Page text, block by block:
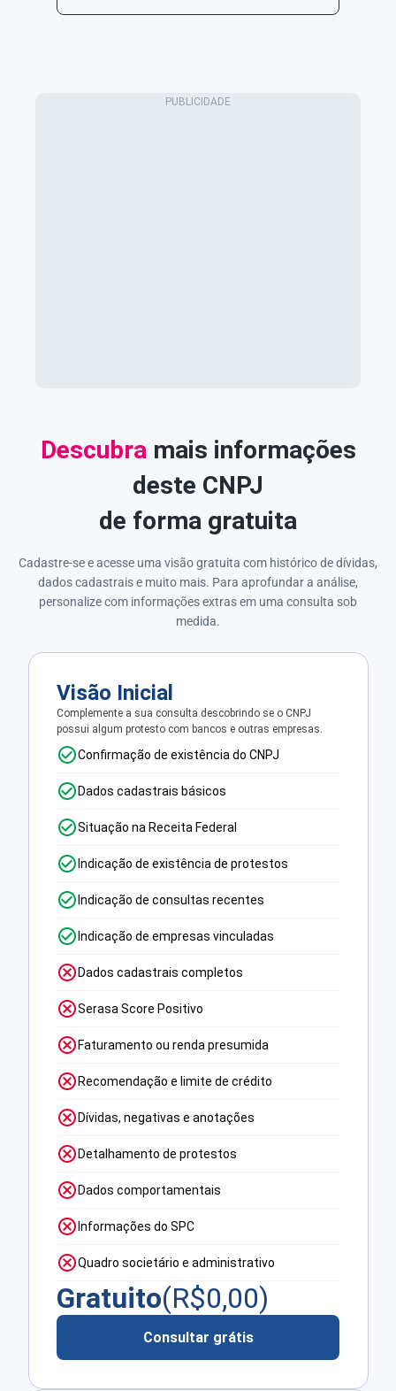
Descubra mais informações
deste CNPJ
de forma gratuita
Cadastre-se e acesse uma visão gratuita com histórico de dívidas,
dados cadastrais e muito mais. Para aprofundar a análise,
personalize com informações extras em uma consulta sob
medida.
Visão Inicial
Complemente a sua consulta descobrindo se o CNPJ
possui algum protesto com bancos e outras empresas.
Confirmação de existência do CNPJ
Dados cadastrais básicos
Situação na Receita Federal
Indicação de existência de protestos
Indicação de consultas recentes
Indicação de empresas vinculadas
Dados cadastrais completos
Serasa Score Positivo
Faturamento ou renda presumida
Recomendação e limite de crédito
Dívidas, negativas e anotações
Detalhamento de protestos
Dados comportamentais
Informações do SPC
Quadro societário e administrativo
Gratuito(R$0,00)
Consultar grátis